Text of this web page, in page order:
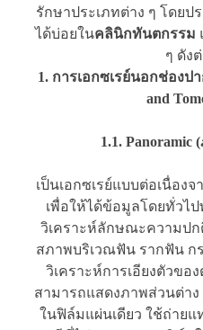
รักษาประเภทต่าง ๆ โดยป
ได้บ่อยในคลินิกทันตกรรม
ๆ ดัง
1. การเอกซเรย์นอกช่องป
and
1.1.
เป็นเอกซเรย์แบบต่อเนื่อง
เพื่อให้ได้ข้อมูลโดยทั่วไ
วิเคราะห์ลักษณะความป
สภาพบริเวณฟัน รากฟัน ก
วิเคราะห์การเอียงตัวข
สามารถแสดงภาพส่วนต่า
ในฟิล์มแผ่นเดียว ใช้ถ่ายแ